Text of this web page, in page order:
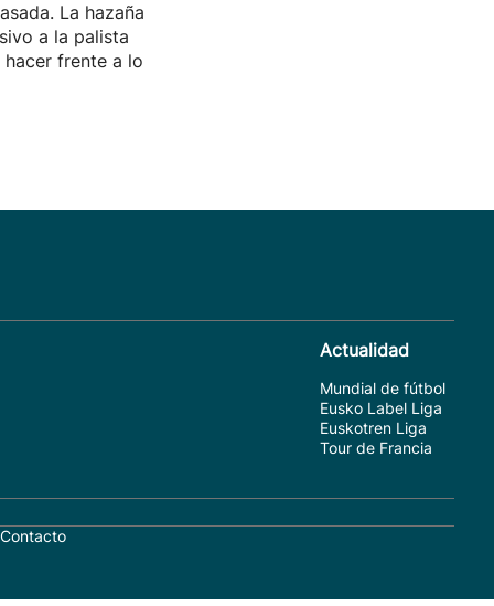
La hazaña
a la palista
hacer frente a lo
Actualidad
Mundial de fútbol
Eusko Label Liga
Euskotren Liga
Tour de Francia
Contacto